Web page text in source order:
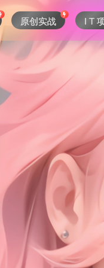
原创实战 I T